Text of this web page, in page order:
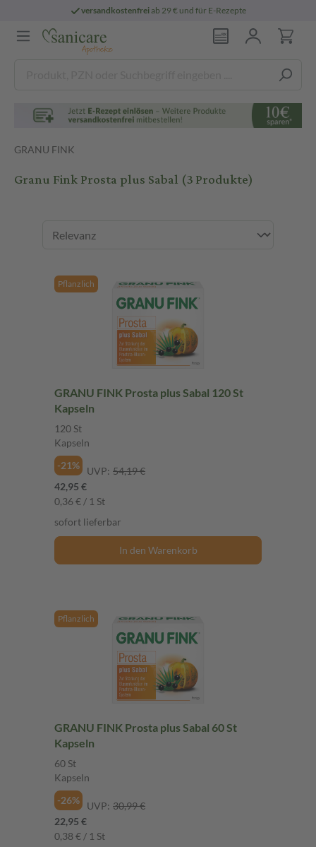
versandkostenfreiab 29 € und für E-Rezepte
GRANU FINK
Granu Fink Prosta plus Sabal (3 Produkte)
Pflanzlich
GRANU FINK Prosta plus Sabal 120 St
Kapseln
120 St
Kapseln
-21%
UVP: 54,19 €
42,95 €
0,36 € / 1 St
sofort lieferbar
In den Warenkorb
Pflanzlich
GRANU FINK Prosta plus Sabal 60 St
Kapseln
60 St
Kapseln
-26%
UVP: 30,99 €
22,95 €
0,38 € / 1 St